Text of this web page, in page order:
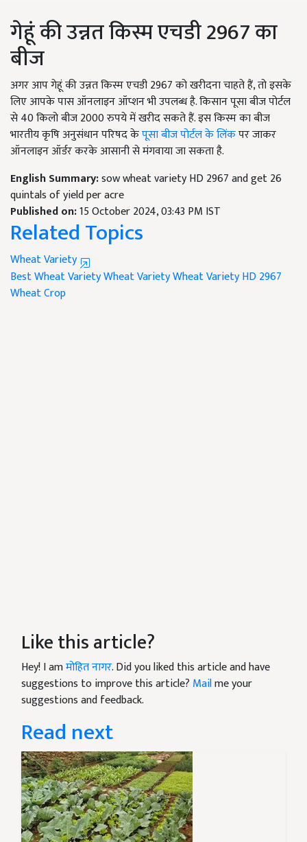
गेहूं की उन्नत किस्म एचडी 2967 का
बीज
अगर आप गेहूं की उन्नत किस्म एचडी 2967 को खरीदना चाहते हैं, तो इसके
लिए आपके पास ऑनलाइन ऑप्शन भी उपलब्ध है. किसान पूसा बीज पोर्टल
से 40 किलो बीज 2000 रुपये में खरीद सकते हैं. इस किस्म का बीज
भारतीय कृषि अनुसंधान परिषद केपूसा बीज पोर्टल के लिंकपर जाकर
ऑनलाइन ऑर्डर करके आसानी से मंगवाया जा सकता है.
English Summary:sow wheat variety HD 2967 and get 26
quintals of yield per acre
Published on:15 October 2024, 03:43 PM IST
Related Topics
Wheat Variety
Best Wheat VarietyWheat VarietyWheat Variety HD 2967
Wheat Crop
Like this article?
Hey! I amमोहित नागर. Did you liked this article and have
suggestions to improve this article? Mailme your
suggestions and feedback.
Read next